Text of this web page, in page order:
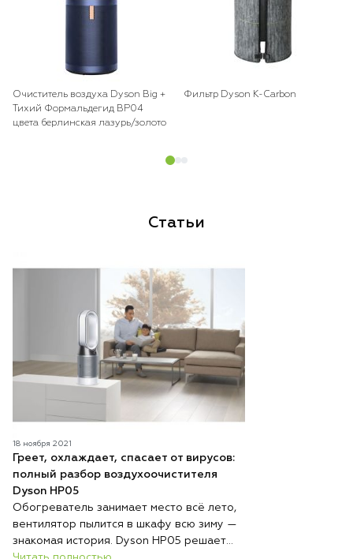
Очиститель воздуха Dyson Big +
Тихий Формальдегид BP04
цвета берлинская лазурь/золото
Фильтр Dyson K-Carbon
Статьи
18 ноября 2021
Греет, охлаждает, спасает от вирусов:
полный разбор воздухоочистителя
Dyson HP05
Обогреватель занимает место всё лето,
вентилятор пылится в шкафу всю зиму —
знакомая история. Dyson HP05 решает